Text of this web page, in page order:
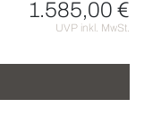
1.585,00 €
UVP inkl. MwSt.